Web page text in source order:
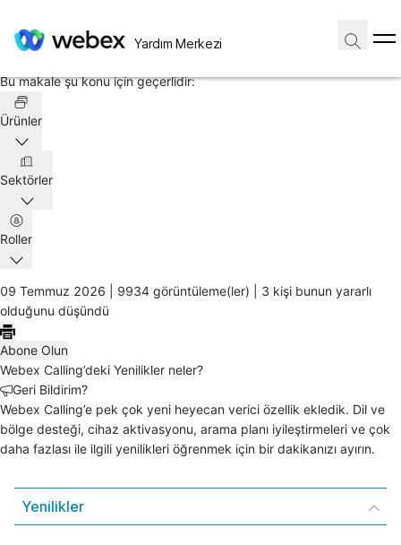
Yardım Merkezi
Makale
Bu makale şu konu için geçerlidir:
Ürünler
Sektörler
Roller
09 Temmuz 2026 | 9934 görüntüleme(ler) | 3 kişi bunun yararlı
olduğunu düşündü
Abone Olun
Webex Calling’deki Yenilikler neler?
Geri Bildirim?
Webex Calling’e pek çok yeni heyecan verici özellik ekledik. Dil ve
bölge desteği, cihaz aktivasyonu, arama planı iyileştirmeleri ve çok
daha fazlası ile ilgili yenilikleri öğrenmek için bir dakikanızı ayırın.
Yenilikler